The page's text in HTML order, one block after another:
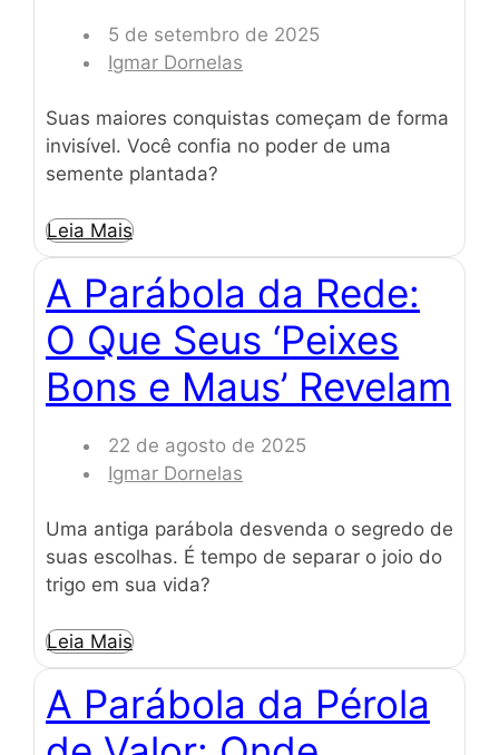
5 de setembro de 2025
Igmar Dornelas
Suas maiores conquistas começam de forma
invisível. Você confia no poder de uma
semente plantada?
Leia Mais
A Parábola da Rede:
O Que Seus ‘Peixes
Bons e Maus’ Revelam
22 de agosto de 2025
Igmar Dornelas
Uma antiga parábola desvenda o segredo de
suas escolhas. É tempo de separar o joio do
trigo em sua vida?
Leia Mais
A Parábola da Pérola